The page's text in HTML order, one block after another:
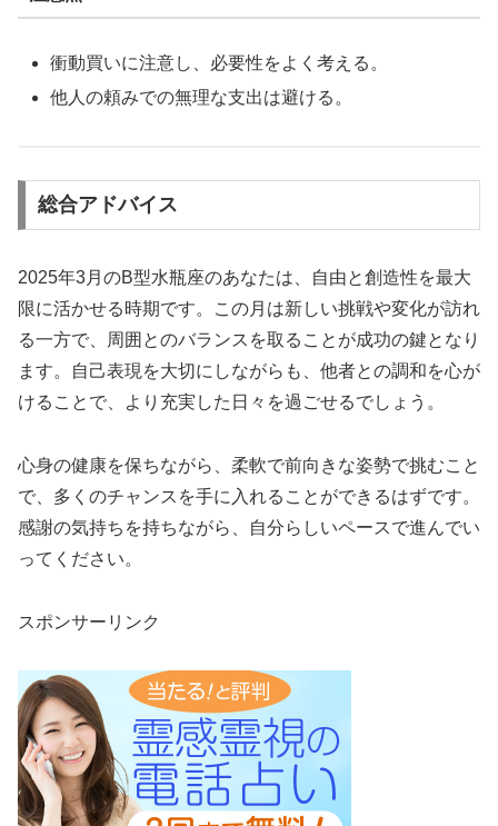
衝動買いに注意し、必要性をよく考える。
他人の頼みでの無理な支出は避ける。
総合アドバイス
2025年3月のB型水瓶座のあなたは、自由と創造性を最大
限に活かせる時期です。この月は新しい挑戦や変化が訪れ
る一方で、周囲とのバランスを取ることが成功の鍵となり
ます。自己表現を大切にしながらも、他者との調和を心が
けることで、より充実した日々を過ごせるでしょう。
心身の健康を保ちながら、柔軟で前向きな姿勢で挑むこと
で、多くのチャンスを手に入れることができるはずです。
感謝の気持ちを持ちながら、自分らしいペースで進んでい
ってください。
スポンサーリンク